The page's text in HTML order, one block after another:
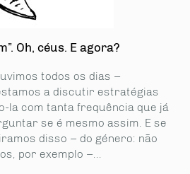
Oh, céus. E agora?
todos os dias –
a discutir estratégias
la com tanta frequência que já
se é mesmo assim. E se
disso – do género: não
por exemplo –...